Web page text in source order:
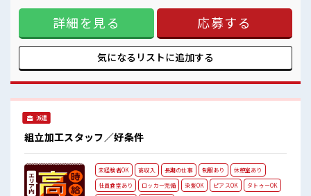
モチベーションもUP！
休憩室でホッと一息リフレッシュ！
持ち物が多いあなたにもぴったり☆
ロッカー付き職場♪
られます。ライン作業とセル作業があり、単調すぎず働きや
すい環境です。【取扱製品情報】自動車用シート ■お仕事PR
≪残業多めでがっつり稼ぐ≫ 高収入を希望される方にオスス
メ。 残業は月20時間以上あります♪ ≪髪色自由で自分らしく
働く≫ 明るすぎたり奇抜でなければ基本的に自由！ (規定
有)≪機能的な制服アリ≫ 制服があるので、 毎日の服装の悩
のは不安だけど、 しっかり働く環境が整っています！ イチか
らスキルUP・ステップUP目指していきましょう！ ≪様々な
ばOKだから、 モチベーションもUP！ 休憩室でホッと一息リ
フレッシュ！ 持ち物が多いあなたにもぴったり☆ ロッカー付
き職場♪
詳細を見る 応募する
気になるリストに追加する
派遣
組立加工スタッフ／好条件
未経験者OK 高収入 長期の仕事 制服あり
休憩室あり
社員食堂あり
ロッカー完備 染髪OK ピアスOK
タトゥーOK